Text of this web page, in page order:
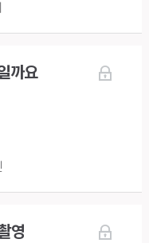
까요
영